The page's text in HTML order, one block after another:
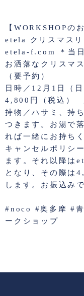
【WORKSHOPの
etela クリスマスリ
etela-f.com ＊当日
お洒落なクリスマ
（要予約）
日時／12月1日（
4,800円（税込）
持物／ハサミ、持
つきます。お湯で
れば一緒にお持ち
キャンセルポリシ
ます。それ以降は
となり、その際は
します。お振込み
#noco #奥多摩 #
ークショップ